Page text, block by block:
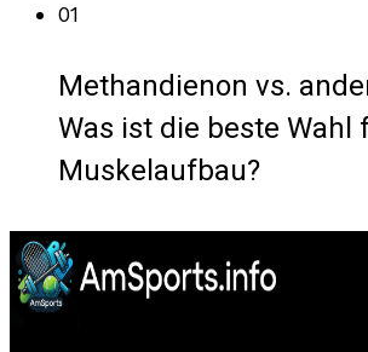
01
Methandienon vs.
Was ist die beste Wahl
Muskelaufbau?